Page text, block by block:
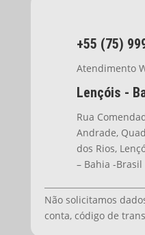
+55 (75)
Atendimento
Lençóis -
Rua
Andrade,
dos Rios,
– Bahia -Brasil
Não solicitamos
conta, código de